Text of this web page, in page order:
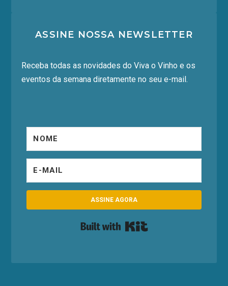
ASSINE NOSSA NEWSLETTER
Receba todas as novidades do Viva o Vinho e os
eventos da semana diretamente no seu e-mail.
ASSINE AGORA